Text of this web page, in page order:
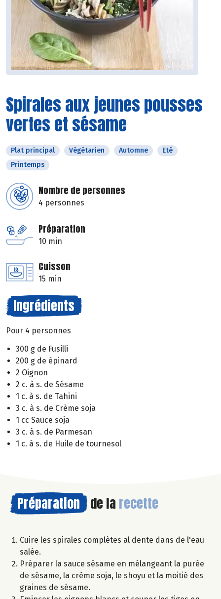
Spirales aux jeunes pousses
vertes et sésame
Plat principal Végétarien Automne
Eté
Printemps
Nombre de personnes
4 personnes
Préparation
10 min
Cuisson
15 min
Ingrédients
Pour 4 personnes
300 g de Fusilli
200 g de épinard
2 Oignon
2 c. à s. de Sésame
1 c. à s. de Tahini
3 c. à s. de Crème soja
1 cc Sauce soja
3 c. à s. de Parmesan
1 c. à s. de Huile de tournesol
Préparation de la recette
Cuire les spirales complètes al dente dans de l'eau
salée.
Préparer la sauce sésame en mélangeant la purée
de sésame, la crème soja, le shoyu et la moitié des
graines de sésame.